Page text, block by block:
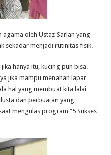
oleh Ustaz Sarlan yang
sekadar menjadi rutinitas fisik.
hanya itu, kucing pun bisa.
jika mampu menahan lapar
hal yang membuat kita lalai
dan perbuatan yang
mengulas program “5 Sukses